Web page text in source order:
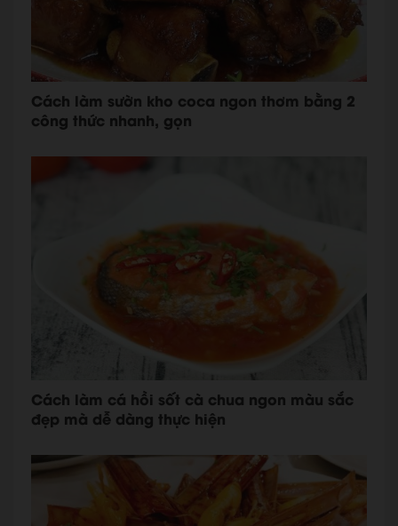
Cách làm sườn kho coca ngon thơm bằng 2
công thức nhanh, gọn
Cách làm cá hồi sốt cà chua ngon màu sắc
đẹp mà dễ dàng thực hiện